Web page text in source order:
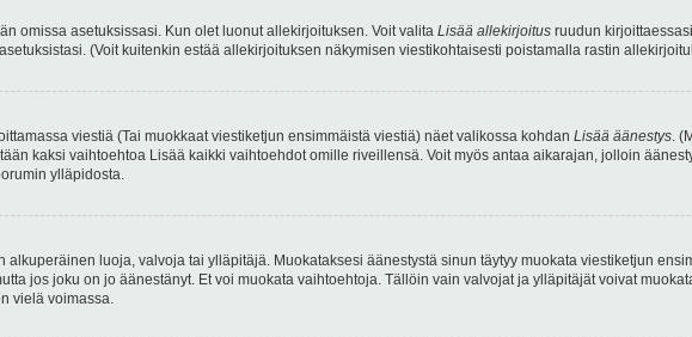
omissa asetuksissasi. Kun olet luonut allekirjoituksen. Voit valita Lisää allekirjoitus ruudun
(Voit kuitenkin estää allekirjoituksen näkymisen viestikohtaisesti poistamalla rastin
viestiä (Tai muokkaat viestiketjun ensimmäistä viestiä) näet valikossa kohdan Lisää äänestys.
kaksi vaihtoehtoa Lisää kaikki vaihtoehdot omille riveillensä. Voit myös antaa aikarajan, jolloin
ylläpidosta.
alkuperäinen luoja, valvoja tai ylläpitäjä. Muokataksesi äänestystä sinun täytyy muokata viestiketjun
jos joku on jo äänestänyt. Et voi muokata vaihtoehtoja. Tällöin vain valvojat ja ylläpitäjät voivat
vielä voimassa.